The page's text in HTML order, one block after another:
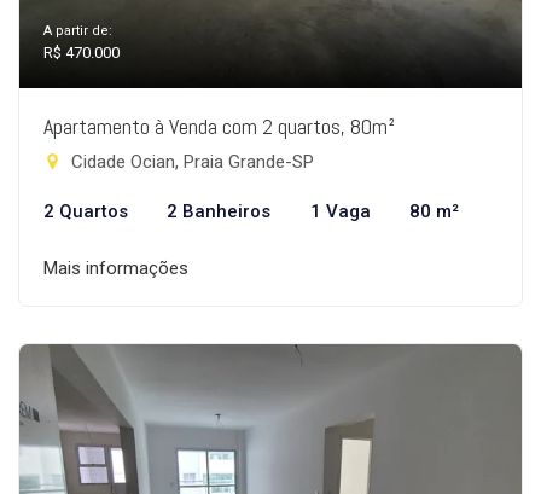
A partir de:
R$ 470.000
Apartamento à Venda com 2 quartos, 80m²
Cidade Ocian, Praia Grande-SP
2 Quartos 2 Banheiros 1 Vaga 80 m²
Mais informações